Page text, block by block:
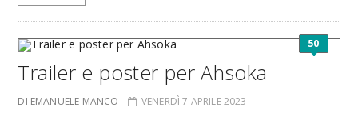
50
Trailer e poster per Ahsoka
DI EMANUELE MANCO VENERDÌ 7 APRILE 2023